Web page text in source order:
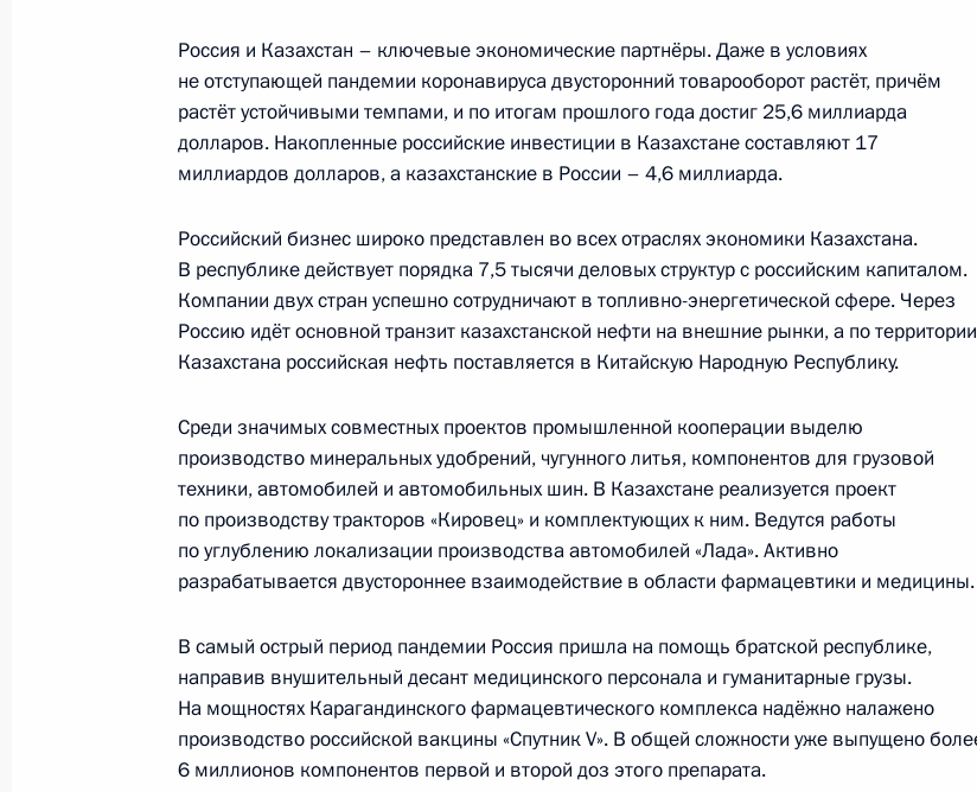
Телефонный разговор с Президентом Франции Эммануэлем
Макроном
12 февраля 2022 года, 18:35
11 февраля 2022 года, пятница
Совещание с постоянными членами Совета Безопасности
11 февраля 2022 года, 14:30 Московская область, Ново-Огарёво
1
10 февраля 2022 года, четверг
Заявления для прессы по итогам российско-казахстанских
переговоров
Встреча с Президентом Казахстана Касым-Жомартом Токаевым
10 февраля 2022 года, 17:45 Москва, Кремль
3
Россия и Казахстан – ключевые экономические партнёры. Даже в условиях
не отступающей пандемии коронавируса двусторонний товарооборот растёт, причём
растёт устойчивыми темпами, и по итогам прошлого года достиг 25,6 миллиарда
долларов. Накопленные российские инвестиции в Казахстане составляют 17
миллиардов долларов, а казахстанские в России – 4,6 миллиарда.
Российский бизнес широко представлен во всех отраслях экономики Казахстана.
В республике действует порядка 7,5 тысячи деловых структур с российским капиталом.
Компании двух стран успешно сотрудничают в топливно-энергетической сфере. Через
Россию идёт основной транзит казахстанской нефти на внешние рынки, а по территории
Казахстана российская нефть поставляется в Китайскую Народную Республику.
Среди значимых совместных проектов промышленной кооперации выделю
производство минеральных удобрений, чугунного литья, компонентов для грузовой
техники, автомобилей и автомобильных шин. В Казахстане реализуется проект
по производству тракторов «Кировец» и комплектующих к ним. Ведутся работы
по углублению локализации производства автомобилей «Лада». Активно
разрабатывается двустороннее взаимодействие в области фармацевтики и медицины.
В самый острый период пандемии Россия пришла на помощь братской республике,
направив внушительный десант медицинского персонала и гуманитарные грузы.
На мощностях Карагандинского фармацевтического комплекса надёжно налажено
производство российской вакцины «Спутник V». В общей сложности уже выпущено
6 миллионов компонентов первой и второй доз этого препарата.